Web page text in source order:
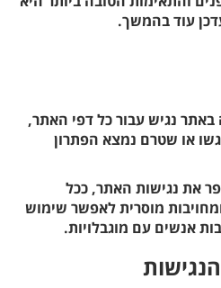
עוד בהמשך.
נגיש עבור כל דפי האתר,
או שטרם נמצא הפתרון
את נגישות האתר, ככל
מוסרית לאפשר שימוש
אנשים עם מוגבלויות.